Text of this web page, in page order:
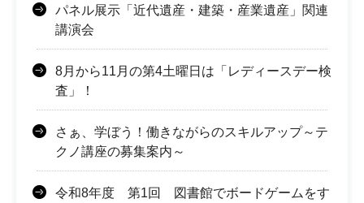
パネル展示「近代遺産・建築・産業遺産」関連
講演会
8月から11月の第4土曜日は「レディースデー検
査」！
さぁ、学ぼう！働きながらのスキルアップ～テ
クノ講座の募集案内～
令和8年度 第1回 図書館でボードゲームをす